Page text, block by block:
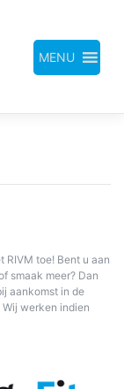
MENU
RIVM toe! Bent u aan
smaak meer? Dan
aankomst in de
werken indien
m.b.t. uw
Wij